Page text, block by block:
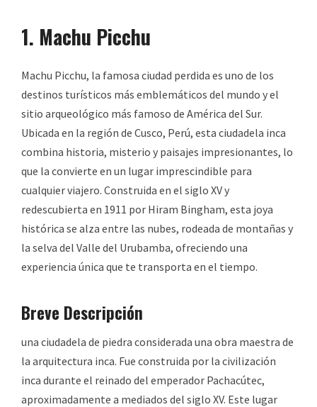
1. Machu Picchu
Machu Picchu, la famosa ciudad perdida es uno de los
destinos turísticos más emblemáticos del mundo y el
sitio arqueológico más famoso de América del Sur.
Ubicada en la región de Cusco, Perú, esta ciudadela inca
combina historia, misterio y paisajes impresionantes, lo
que la convierte en un lugar imprescindible para
cualquier viajero. Construida en el siglo XV y
redescubierta en 1911 por Hiram Bingham, esta joya
histórica se alza entre las nubes, rodeada de montañas y
la selva del Valle del Urubamba, ofreciendo una
experiencia única que te transporta en el tiempo.
Breve Descripción
una ciudadela de piedra considerada una obra maestra de
la arquitectura inca. Fue construida por la civilización
inca durante el reinado del emperador Pachacútec,
aproximadamente a mediados del siglo XV. Este lugar